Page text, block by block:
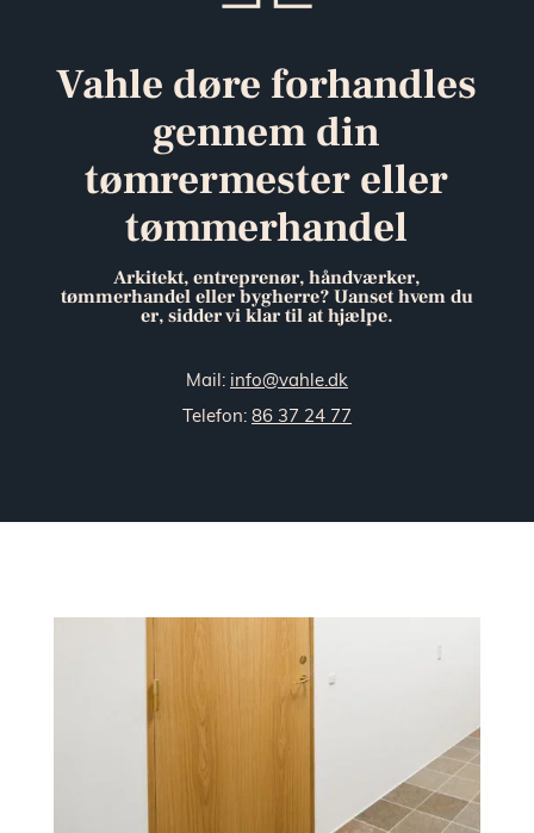
Vahle døre forhandles
gennem din
tømrermester eller
tømmerhandel
Arkitekt, entreprenør, håndværker,
tømmerhandel eller bygherre? Uanset hvem du
er, sidder vi klar til at hjælpe.
Mail: info@vahle.dk
Telefon: 86 37 24 77